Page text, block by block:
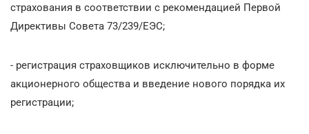
страхования в соответствии с рекомендацией Первой
Директивы Совета 73/239/ЕЭС;
- регистрация страховщиков исключительно в форме
акционерного общества и введение нового порядка их
регистрации;